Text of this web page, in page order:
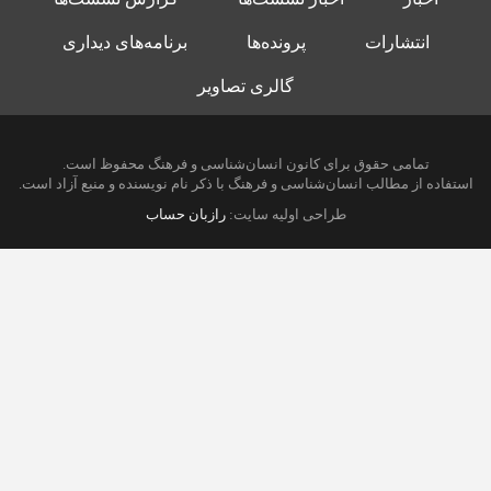
انتشارات پرونده‌ها برنامه‌های دیداری
گالری تصاویر
تمامی حقوق برای کانون انسان‌شناسی و فرهنگ محفوظ است.
استفاده از مطالب انسان‌شناسی و فرهنگ با ذکر نام نویسنده و منبع آزاد است.
طراحی اولیه سایت:رازبان حساب